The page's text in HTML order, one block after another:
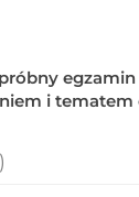
i tematem